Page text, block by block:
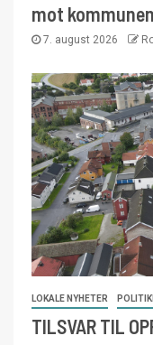
mot kommunen
7. august 2026
LOKALE NYHETER
TILSVAR TIL